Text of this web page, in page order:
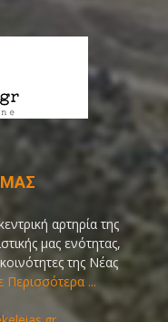
αρτηρία της
μας ενότητας,
της Νέας
Περισσότερα ...